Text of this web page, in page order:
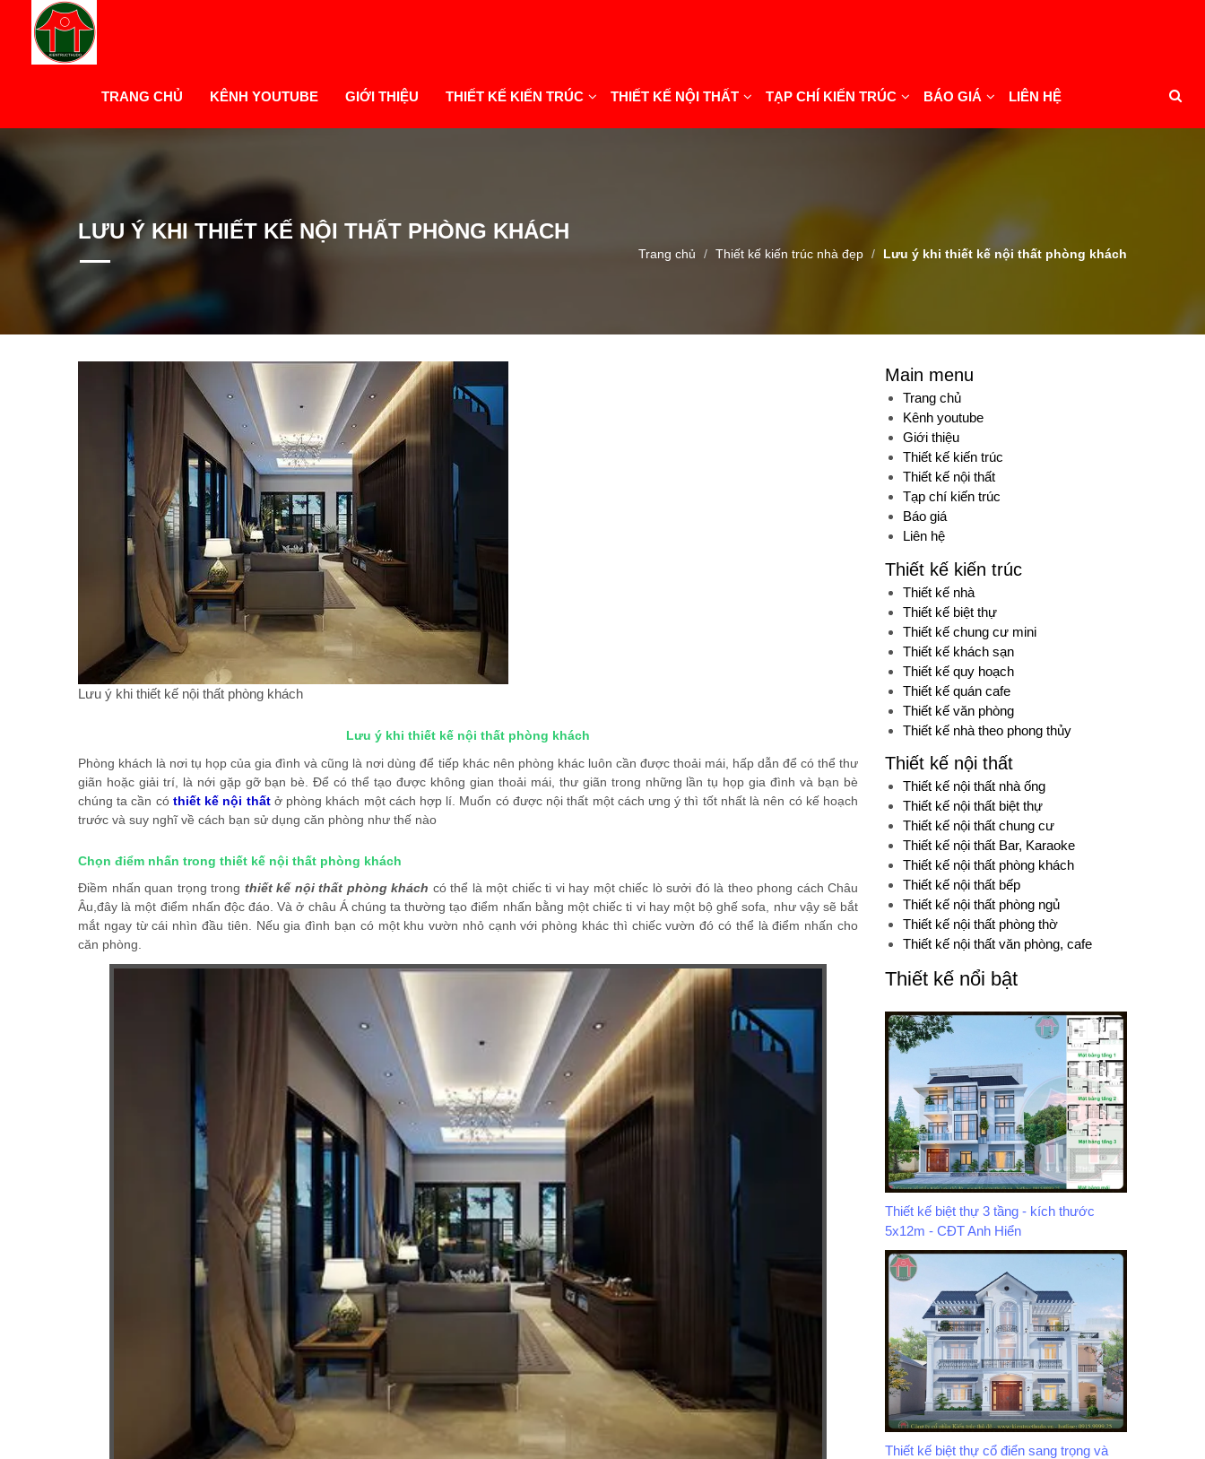
TRANG CHỦ KÊNH YOUTUBE GIỚI THIỆU THIẾT KẾ KIẾN TRÚC THIẾT KẾ NỘI THẤT TẠP CHÍ KIẾN TRÚC BÁO GIÁ LIÊN HỆ
LƯU Ý KHI THIẾT KẾ NỘI THẤT PHÒNG KHÁCH
Trang chủ Thiết kế kiến trúc nhà đẹp Lưu ý khi thiết kế nội thất phòng khách
Lưu ý khi thiết kế nội thất phòng khách
Lưu ý khi thiết kế nội thất phòng khách
Phòng khách là nơi tụ họp của gia đình và cũng là nơi dùng để tiếp khác nên phòng khác luôn cần được thoải mái, hấp dẫn để có thể thư
giãn hoặc giải trí, là nới gặp gỡ bạn bè. Để có thể tạo được không gian thoải mái, thư giãn trong những lần tụ họp gia đình và bạn bè
chúng ta cần có thiết kế nội thất ở phòng khách một cách hợp lí. Muốn có được nội thất một cách ưng ý thì tốt nhất là nên có kế hoạch
trước và suy nghĩ về cách bạn sử dụng căn phòng như thế nào
Chọn điểm nhấn trong thiết kế nội thất phòng khách
Điềm nhấn quan trọng trong thiết kế nội thất phòng khách có thể là một chiếc ti vi hay một chiếc lò sưởi đó là theo phong cách Châu
Âu,đây là một điểm nhấn độc đáo. Và ở châu Á chúng ta thường tạo điểm nhấn bằng một chiếc ti vi hay một bộ ghế sofa, như vậy sẽ bắt
mắt ngay từ cái nhìn đầu tiên. Nếu gia đình bạn có một khu vườn nhỏ cạnh với phòng khác thì chiếc vườn đó có thể là điểm nhấn cho
căn phòng.
Main menu
Trang chủ
Kênh youtube
Giới thiệu
Thiết kế kiến trúc
Thiết kế nội thất
Tạp chí kiến trúc
Báo giá
Liên hệ
Thiết kế kiến trúc
Thiết kế nhà
Thiết kế biệt thự
Thiết kế chung cư mini
Thiết kế khách sạn
Thiết kế quy hoạch
Thiết kế quán cafe
Thiết kế văn phòng
Thiết kế nhà theo phong thủy
Thiết kế nội thất
Thiết kế nội thất nhà ống
Thiết kế nội thất biệt thự
Thiết kế nội thất chung cư
Thiết kế nội thất Bar, Karaoke
Thiết kế nội thất phòng khách
Thiết kế nội thất bếp
Thiết kế nội thất phòng ngủ
Thiết kế nội thất phòng thờ
Thiết kế nội thất văn phòng, cafe
Thiết kế nổi bật
Thiết kế biệt thự 3 tầng - kích thước
5x12m - CĐT Anh Hiển
Thiết kế biệt thự cổ điển sang trọng và